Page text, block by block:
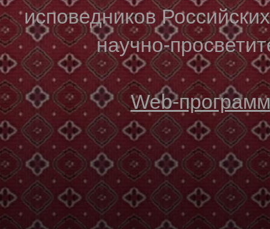
исповедников
научно-
Web-